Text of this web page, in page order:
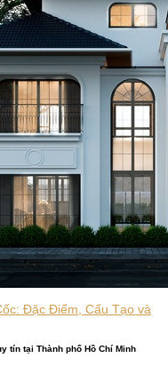
Đặc Điểm, Cấu Tạo và
tín tại Thành phố Hồ Chí Minh